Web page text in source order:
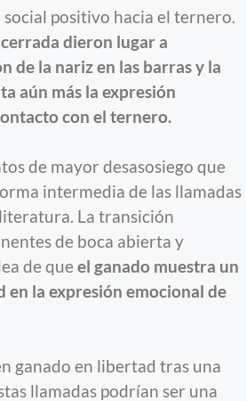
positivo hacia el ternero.
dieron lugar a
de la nariz en las barras y la
aún más la expresión
con el ternero.
de mayor desasosiego que
intermedia de las llamadas
La transición
de boca abierta y
de que el ganado muestra un
la expresión emocional de
ganado en libertad tras una
llamadas podrían ser una